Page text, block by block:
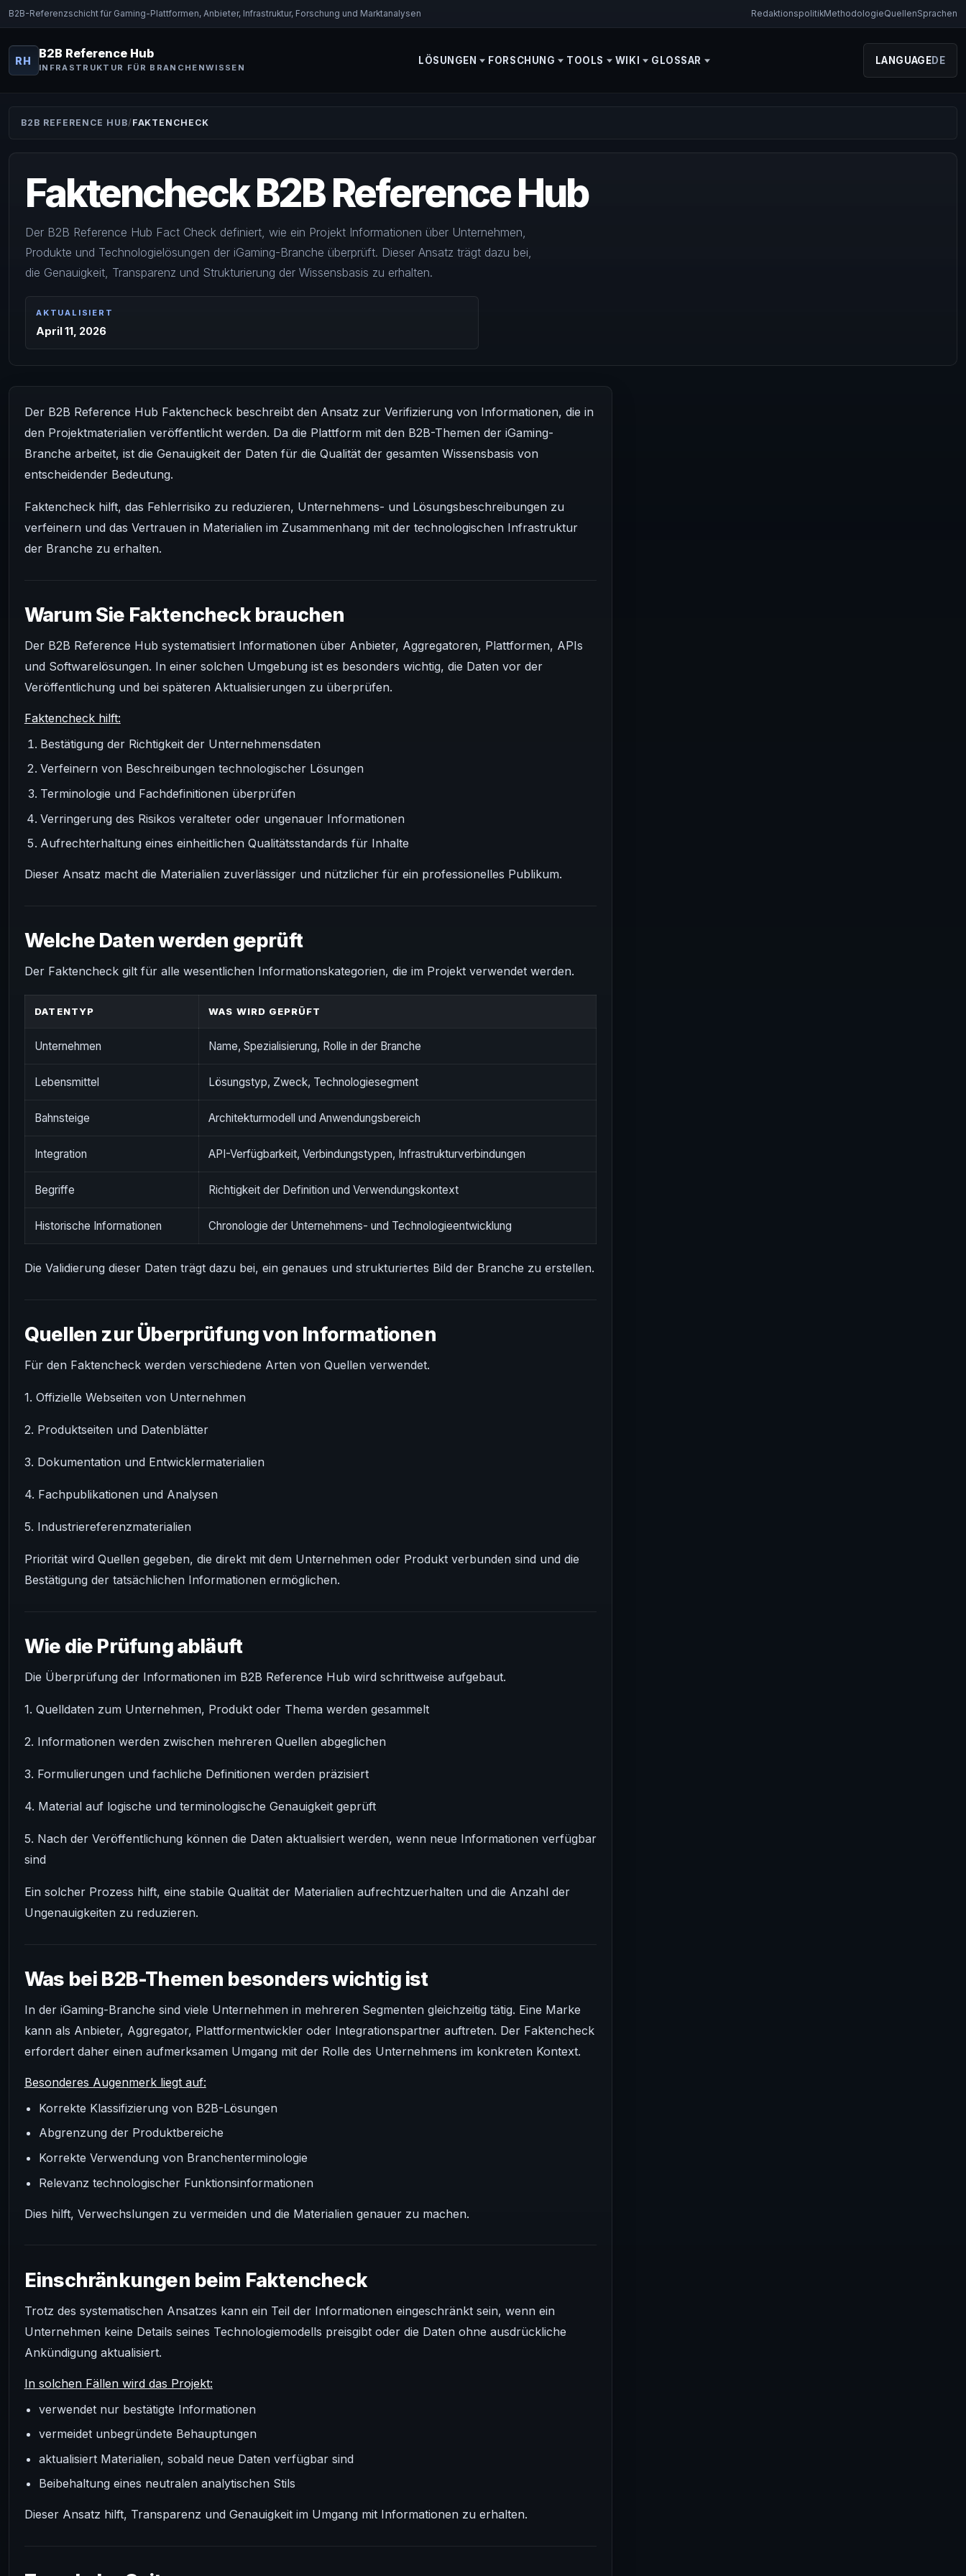
B2B-Referenzschicht für Gaming-Plattformen, Anbieter, Infrastruktur, Forschung und Marktanalysen RedaktionspolitikMethodologieQuellenSprachen
RH
B2B Reference Hub
INFRASTRUKTUR FÜR BRANCHENWISSEN
LÖSUNGEN FORSCHUNG TOOLS WIKI GLOSSAR LANGUAGEDE
B2B REFERENCE HUB FAKTENCHECK
Faktencheck B2B Reference Hub
Der B2B Reference Hub Fact Check definiert, wie ein Projekt Informationen über Unternehmen,
Produkte und Technologielösungen der iGaming-Branche überprüft. Dieser Ansatz trägt dazu bei,
die Genauigkeit, Transparenz und Strukturierung der Wissensbasis zu erhalten.
AKTUALISIERT
April 11, 2026
Der B2B Reference Hub Faktencheck beschreibt den Ansatz zur Verifizierung von Informationen, die in
den Projektmaterialien veröffentlicht werden. Da die Plattform mit den B2B-Themen der iGaming-
Branche arbeitet, ist die Genauigkeit der Daten für die Qualität der gesamten Wissensbasis von
entscheidender Bedeutung.
Faktencheck hilft, das Fehlerrisiko zu reduzieren, Unternehmens- und Lösungsbeschreibungen zu
verfeinern und das Vertrauen in Materialien im Zusammenhang mit der technologischen Infrastruktur
der Branche zu erhalten.
Warum Sie Faktencheck brauchen
Der B2B Reference Hub systematisiert Informationen über Anbieter, Aggregatoren, Plattformen, APIs
und Softwarelösungen. In einer solchen Umgebung ist es besonders wichtig, die Daten vor der
Veröffentlichung und bei späteren Aktualisierungen zu überprüfen.
Faktencheck hilft:
Bestätigung der Richtigkeit der Unternehmensdaten
Verfeinern von Beschreibungen technologischer Lösungen
Terminologie und Fachdefinitionen überprüfen
Verringerung des Risikos veralteter oder ungenauer Informationen
Aufrechterhaltung eines einheitlichen Qualitätsstandards für Inhalte
Dieser Ansatz macht die Materialien zuverlässiger und nützlicher für ein professionelles Publikum.
Welche Daten werden geprüft
Der Faktencheck gilt für alle wesentlichen Informationskategorien, die im Projekt verwendet werden.
DATENTYP WAS WIRD GEPRÜFT
Unternehmen Name, Spezialisierung, Rolle in der Branche
Lebensmittel Lösungstyp, Zweck, Technologiesegment
Bahnsteige Architekturmodell und Anwendungsbereich
Integration API-Verfügbarkeit, Verbindungstypen, Infrastrukturverbindungen
Begriffe Richtigkeit der Definition und Verwendungskontext
Historische Informationen Chronologie der Unternehmens- und Technologieentwicklung
Die Validierung dieser Daten trägt dazu bei, ein genaues und strukturiertes Bild der Branche zu erstellen.
Quellen zur Überprüfung von Informationen
Für den Faktencheck werden verschiedene Arten von Quellen verwendet.
1. Offizielle Webseiten von Unternehmen
2. Produktseiten und Datenblätter
3. Dokumentation und Entwicklermaterialien
4. Fachpublikationen und Analysen
5. Industriereferenzmaterialien
Priorität wird Quellen gegeben, die direkt mit dem Unternehmen oder Produkt verbunden sind und die
Bestätigung der tatsächlichen Informationen ermöglichen.
Wie die Prüfung abläuft
Die Überprüfung der Informationen im B2B Reference Hub wird schrittweise aufgebaut.
1. Quelldaten zum Unternehmen, Produkt oder Thema werden gesammelt
2. Informationen werden zwischen mehreren Quellen abgeglichen
3. Formulierungen und fachliche Definitionen werden präzisiert
4. Material auf logische und terminologische Genauigkeit geprüft
5. Nach der Veröffentlichung können die Daten aktualisiert werden, wenn neue Informationen verfügbar
sind
Ein solcher Prozess hilft, eine stabile Qualität der Materialien aufrechtzuerhalten und die Anzahl der
Ungenauigkeiten zu reduzieren.
Was bei B2B-Themen besonders wichtig ist
In der iGaming-Branche sind viele Unternehmen in mehreren Segmenten gleichzeitig tätig. Eine Marke
kann als Anbieter, Aggregator, Plattformentwickler oder Integrationspartner auftreten. Der Faktencheck
erfordert daher einen aufmerksamen Umgang mit der Rolle des Unternehmens im konkreten Kontext.
Besonderes Augenmerk liegt auf:
Korrekte Klassifizierung von B2B-Lösungen
Abgrenzung der Produktbereiche
Korrekte Verwendung von Branchenterminologie
Relevanz technologischer Funktionsinformationen
Dies hilft, Verwechslungen zu vermeiden und die Materialien genauer zu machen.
Einschränkungen beim Faktencheck
Trotz des systematischen Ansatzes kann ein Teil der Informationen eingeschränkt sein, wenn ein
Unternehmen keine Details seines Technologiemodells preisgibt oder die Daten ohne ausdrückliche
Ankündigung aktualisiert.
In solchen Fällen wird das Projekt:
verwendet nur bestätigte Informationen
vermeidet unbegründete Behauptungen
aktualisiert Materialien, sobald neue Daten verfügbar sind
Beibehaltung eines neutralen analytischen Stils
Dieser Ansatz hilft, Transparenz und Genauigkeit im Umgang mit Informationen zu erhalten.